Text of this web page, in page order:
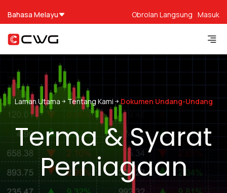
Bahasa Melayu Obrolan Langsung Masuk
Laman Utama Tentang Kami Dokumen Undang-Undang
Terma & Syarat
Perniagaan